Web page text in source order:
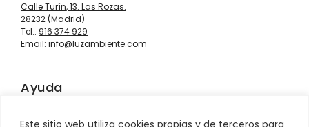
Este sitio web utiliza cookies propias y de terceros para
Calle Turín, 13. Las Rozas.
28232 (Madrid)
Tel.: 916 374 929
Email: info@luzambiente.com
Ayuda